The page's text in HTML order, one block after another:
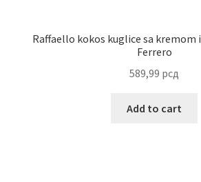
Raffaello kokos kuglice sa kremom
Ferrero
589,99 рсд
Add to cart